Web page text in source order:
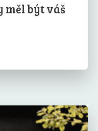
měl být váš